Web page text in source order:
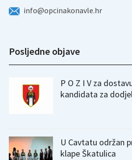
info@opcinakonavle.hr
Posljedne objave
P O Z I V za
kandidata za
U Cavtatu održan
klape Škatulica